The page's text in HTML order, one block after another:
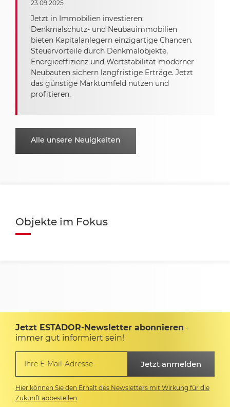
23.09.2025
Jetzt in Immobilien investieren:
Denkmalschutz- und Neubauimmobilien
bieten Kapitalanlegern einzigartige Chancen.
Steuervorteile durch Denkmalobjekte,
Energieeffizienz und Wertstabilität moderner
Neubauten sichern langfristige Erträge. Jetzt
das günstige Marktumfeld nutzen und
profitieren.
Alle unsere Neuigkeiten
Objekte im Fokus
Jetzt ESTADOR-Newsletter abonnieren -
immer gut informiert sein!
Hier können Sie den Erhalt des Newsletters mit Wirkung für die
Zukunft abbestellen